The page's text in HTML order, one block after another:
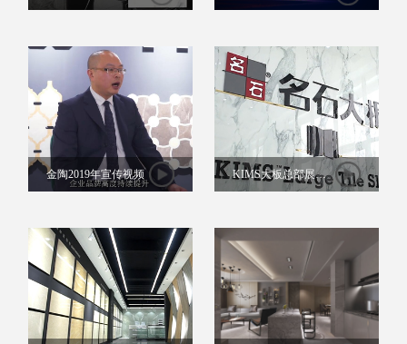
15秒央视广告片
专卖店视频
金陶2019年宣传视频
KIMS大板总部展厅
视频